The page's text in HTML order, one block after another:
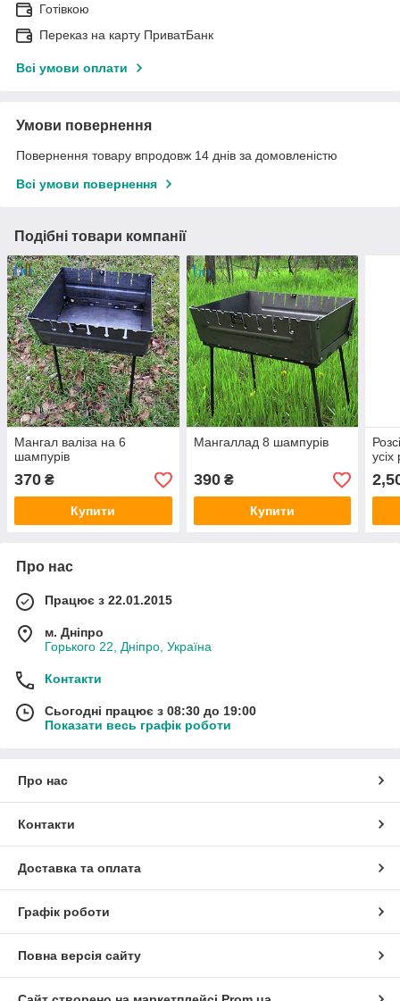
Готівкою
Переказ на карту ПриватБанк
Всі умови оплати
Умови повернення
Повернення товару впродовж 14 днів за домовленістю
Всі умови повернення
Подібні товари компанії
Мангал валіза на 6
шампурів
370 ₴
Купити
Мангаллад 8 шампурів
390₴
Купити
усіх
Про нас
Працює з 22.01.2015
м. Дніпро
Горького 22, Дніпро, Україна
Контакти
Сьогодні працює з 08:30 до 19:00
Показати весь графік роботи
Про нас
Контакти
Доставка та оплата
Графік роботи
Повна версія сайту